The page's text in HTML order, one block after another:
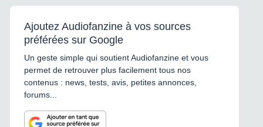
Ajoutez Audiofanzine à vos sources
préférées sur Google
Un geste simple qui soutient Audiofanzine et vous
permet de retrouver plus facilement tous nos
contenus : news, tests, avis, petites annonces,
forums...